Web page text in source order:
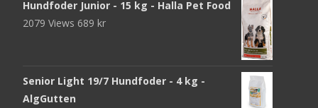
Hundfoder Junior - 15 kg - Halla Pet Food
2079 Views 689 kr
Senior Light 19/7 Hundfoder - 4 kg -
AlgGutten